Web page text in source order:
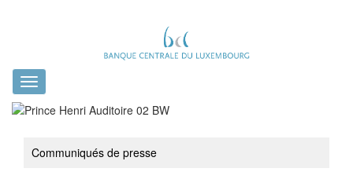
Toggle
navigation
Communiqués de presse